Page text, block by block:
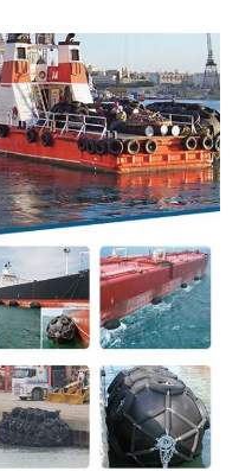
680
672 2,5 x 5,5
609 2,5 x 4,0
525 2,5 x 4,0
425 2,5 x 4,0
329 2,0 x 4,0
228 2,0 x 3,5